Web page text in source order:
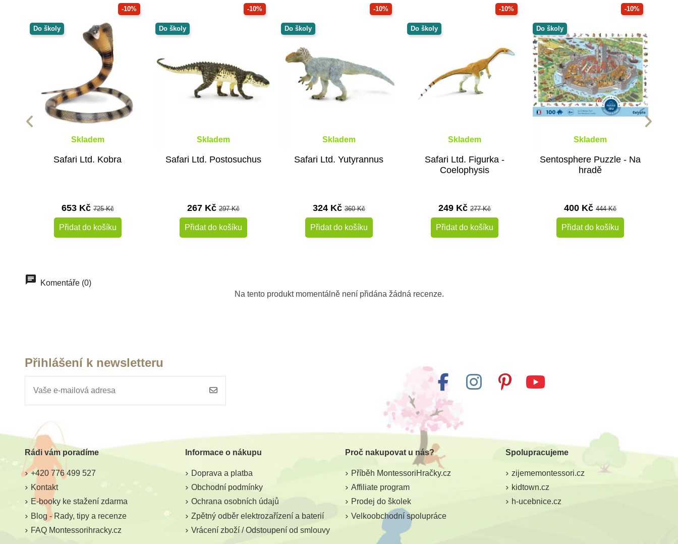
-10%
Do školy
Skladem
Safari Ltd. Kobra
653 Kč725 Kč
Přidat do košíku
-10%
Do školy
Skladem
Safari Ltd. Postosuchus
267 Kč297 Kč
Přidat do košíku
-10%
Do školy
Skladem
Safari Ltd. Yutyrannus
324 Kč 360 Kč
Přidat do košíku
-10%
Do školy
Skladem
Safari Ltd. Figurka -
Coelophysis
249 Kč277 Kč
Přidat do košíku
-10%
Do školy
Skladem
Sentosphere Puzzle - Na
hradě
400 Kč444 Kč
Přidat do košíku
Do školy
Skladem
Přidat do košíku
Skladem
Přidat do košíku
Skladem
Safari Ltd. Figurka -
Masiakasaurus
312 Kč
Přidat do košíku
Komentáře (0)
Na tento produkt momentálně není přidána žádná recenze.
Přihlášení k newsletteru
Rádi vám poradíme
+420 776 499 527
Kontakt
E-booky ke stažení zdarma
Blog - Rady, tipy a recenze
FAQ Montessorihracky.cz
Informace o nákupu
Doprava a platba
Obchodní podmínky
Ochrana osobních údajů
Zpětný odběr elektrozařízení a baterií
Vrácení zboží / Odstoupení od smlouvy
Proč nakupovat u nás?
Příběh MontessoriHračky.cz
Affiliate program
Prodej do školek
Velkoobchodní spolupráce
Spolupracujeme
zijememontessori.cz
kidtown.cz
h-ucebnice.cz